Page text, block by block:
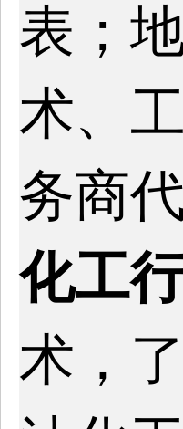
表；
术、
务商
化工
术，